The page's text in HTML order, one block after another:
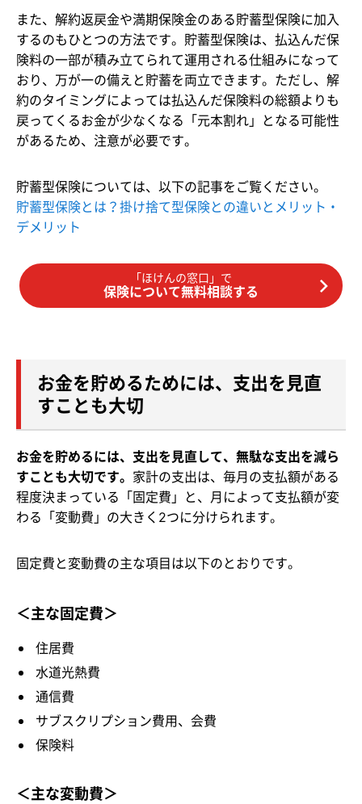
また、解約返戻金や満期保険金のある貯蓄型保険に加入
するのもひとつの方法です。貯蓄型保険は、払込んだ保
険料の一部が積み立てられて運用される仕組みになって
おり、万が一の備えと貯蓄を両立できます。ただし、解
約のタイミングによっては払込んだ保険料の総額よりも
戻ってくるお金が少なくなる「元本割れ」となる可能性
があるため、注意が必要です。
貯蓄型保険については、以下の記事をご覧ください。
貯蓄型保険とは？掛け捨て型保険との違いとメリット・
デメリット
「ほけんの窓口」で
保険について無料相談する
お金を貯めるためには、支出を見直
すことも大切
お金を貯めるには、支出を見直して、無駄な支出を減ら
すことも大切です。 家計の支出は、毎月の支払額がある
程度決まっている「固定費」と、月によって支払額が変
わる「変動費」の大きく2つに分けられます。
固定費と変動費の主な項目は以下のとおりです。
＜主な固定費＞
住居費
水道光熱費
通信費
サブスクリプション費用、会費
保険料
＜主な変動費＞